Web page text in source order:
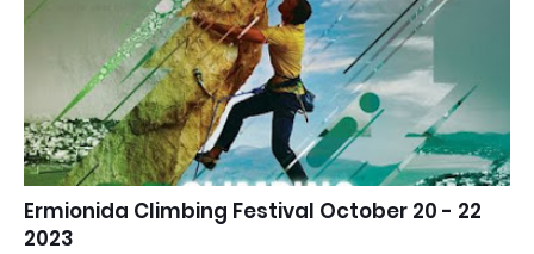
Ermionida Climbing Festival October 20 - 22
2023